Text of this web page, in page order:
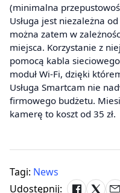
(minimalna
Usługa jest niezależna
można zatem w
miejsca. Korzystanie z
pomocą kabla
moduł Wi-Fi, dzięki
Usługa Smartcam nie
firmowego budżetu.
kamerę to koszt od 35 zł.
Tagi: News
Udostępnij: